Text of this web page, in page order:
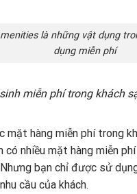
là những vật dụng
dụng miễn phí
miễn phí trong khách
mặt hàng miễn phí trong
có nhiều mặt hàng miễn
bạn chỉ được sử
cầu của khách.